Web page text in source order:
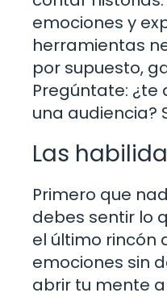
emociones y
herramientas
por supuesto,
Pregúntate:
una audiencia?
Las
Primero que
debes sentir lo
el último rincón
emociones sin
abrir tu mente